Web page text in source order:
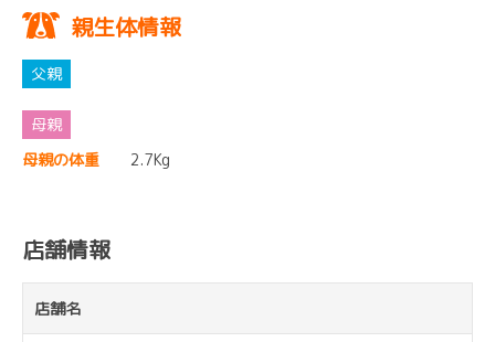
親生体情報
母親の体重 2.7Kg
店舗情報
店舗名